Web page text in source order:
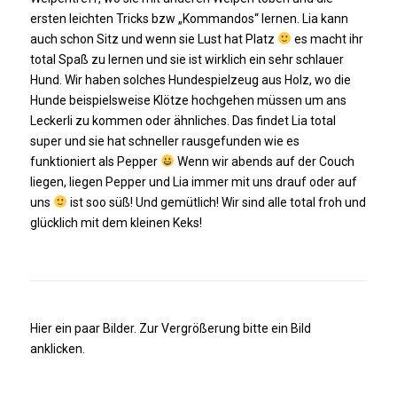
ersten leichten Tricks bzw „Kommandos“ lernen. Lia kann
auch schon Sitz und wenn sie Lust hat Platz
es macht ihr
total Spaß zu lernen und sie ist wirklich ein sehr schlauer
Hund. Wir haben solches Hundespielzeug aus Holz, wo die
Hunde beispielsweise Klötze hochgehen müssen um ans
Leckerli zu kommen oder ähnliches. Das findet Lia total
super und sie hat schneller rausgefunden wie es
funktioniert als Pepper
Wenn wir abends auf der Couch
liegen, liegen Pepper und Lia immer mit uns drauf oder auf
uns
ist soo süß! Und gemütlich! Wir sind alle total froh und
glücklich mit dem kleinen Keks!
Hier ein paar Bilder. Zur Vergrößerung bitte ein Bild
anklicken.